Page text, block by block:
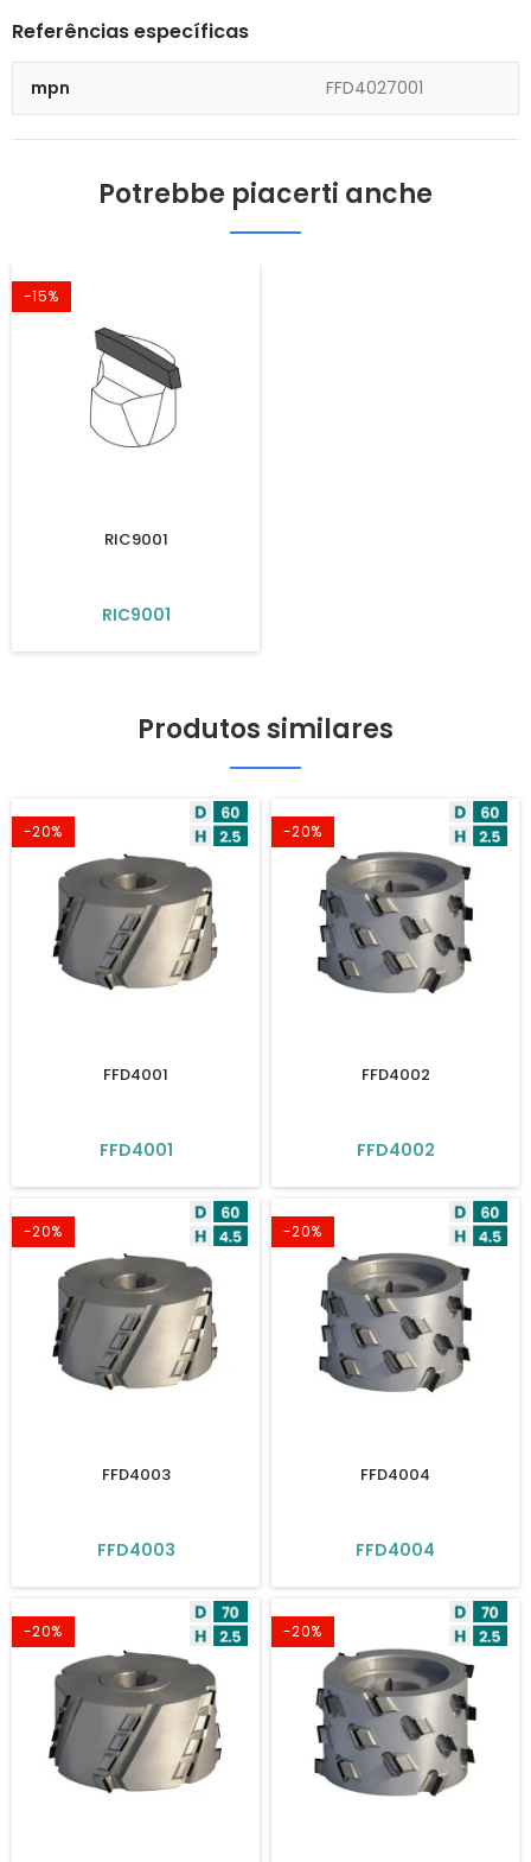
Referências específicas
mpn FFD4027001
Potrebbe piacerti anche
-15%
RIC9001
RIC9001
Produtos similares
-20%
FFD4001
FFD4001
-20%
FFD4002
FFD4002
-20%
FFD4003
FFD4003
-20%
FFD4004
FFD4004
-20% -20%